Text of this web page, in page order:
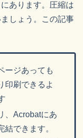
あります。圧縮は
しょう。この記事
ージあっても
印刷できるよ
、Acrobatにあ
結できます。